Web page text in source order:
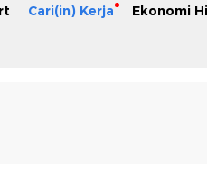
Cari(in) Kerja Ekonomi